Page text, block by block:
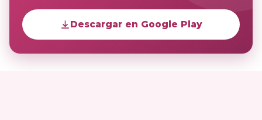
Descargar en Google Play